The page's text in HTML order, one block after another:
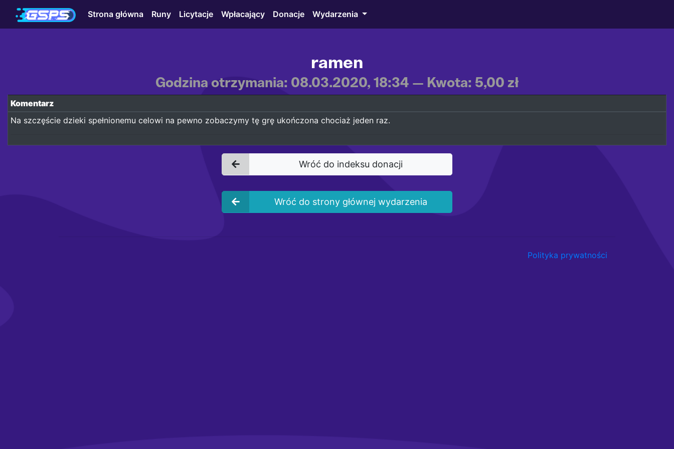
Strona główna Runy Licytacje Wpłacający Donacje Wydarzenia
ramen
Godzina otrzymania: 08.03.2020, 18:34 — Kwota: 5,00 zł
Komentarz
Na szczęście dzieki spełnionemu celowi na pewno zobaczymy tę grę ukończona chociaż jeden raz.
Wróć do indeksu donacji
Wróć do strony głównej wydarzenia
Polityka prywatności